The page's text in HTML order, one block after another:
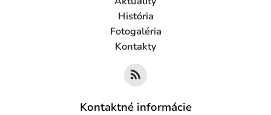
História
Fotogaléria
Kontakty
Kontaktné informácie